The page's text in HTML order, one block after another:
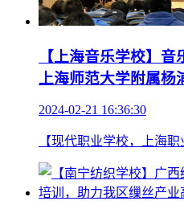
【上海音乐学校】
上海师范大学附属杨
2024-02-21 16:36:30
【现代职业学校，上海